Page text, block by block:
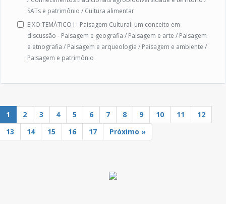
SATs e patrimônio / Cultura alimentar
EIXO TEMÁTICO I - Paisagem Cultural: um conceito em
discussão - Paisagem e geografia / Paisagem e arte / Paisagem
e etnografia / Paisagem e arqueologia / Paisagem e ambiente /
Paisagem e patrimônio
1 2 3 4 5 6 7 8 9 10 11
12
13
14 15 16 17 Próximo »